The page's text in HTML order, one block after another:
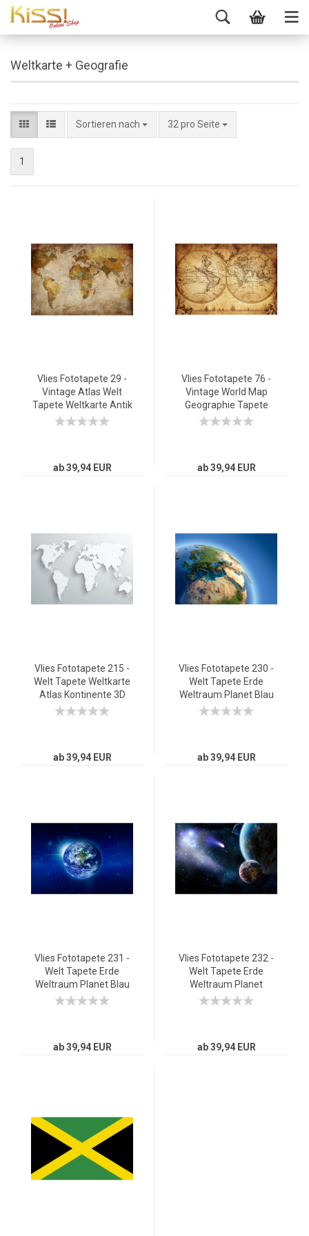
Weltkarte + Geografie
Sortieren nach 32 pro Seite
1
Vlies Fototapete 29 -
Vintage Atlas Welt
Tapete Weltkarte Antik
Atlaskarte Atlanten
ab 39,94 EUR
Vlies Fototapete 76 -
Vintage World Map
Geographie Tapete
Weltkarte Atlas
ab 39,94 EUR
Vlies Fototapete 215 -
Welt Tapete Weltkarte
Atlas Kontinente 3D
Optik braun
ab 39,94 EUR
Vlies Fototapete 230 -
Welt Tapete Erde
Weltraum Planet Blau
blau
ab 39,94 EUR
Vlies Fototapete 231 -
Welt Tapete Erde
Weltraum Planet Blau
rosa
ab 39,94 EUR
Vlies Fototapete 232 -
Welt Tapete Erde
Weltraum Planet
Meteoriten Blau blau
ab 39,94 EUR